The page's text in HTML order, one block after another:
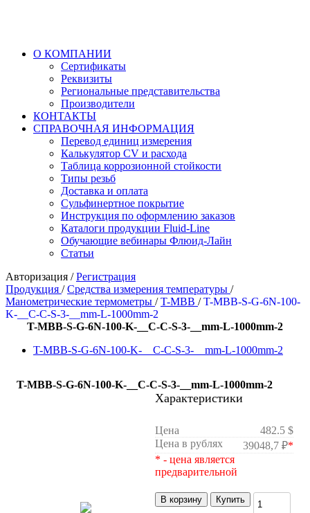
О КОМПАНИИ
Сертификаты
Реквизиты
Региональные представительства
Производители
КОНТАКТЫ
СПРАВОЧНАЯ ИНФОРМАЦИЯ
Перевод единиц измерения
Калькулятор CV и расхода
Таблица коррозионной стойкости
Типы резьб
Доставка и оплата
Сульфинертное покрытие
Инструкция по оформлению заказов
Каталоги продукции Fluid-Line
Обучающие вебинары Флюид-Лайн
Статьи
Авторизация /Регистрация
Продукция /Средства измерения температуры /
Манометрические термометры /T-MBB /T-MBB-S-G-6N-100-
K-__C-C-S-3-__mm-L-1000mm-2
T-MBB-S-G-6N-100-K-__C-C-S-3-__mm-L-1000mm-2
T-MBB-S-G-6N-100-K-__C-C-S-3-__mm-L-1000mm-2
T-MBB-S-G-6N-100-K-__C-C-S-3-__mm-L-1000mm-2
Характеристики
Цена
482.5 $
Цена в рублях
39048,7 ₽*
* - цена является
предварительной
В корзину Купить